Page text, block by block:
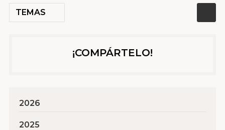
TEMAS
¡COMPÁRTELO!
2026
2025